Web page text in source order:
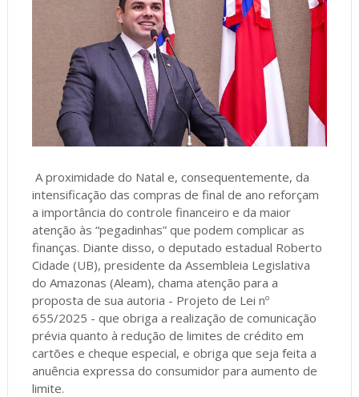
A proximidade do Natal e, consequentemente, da
intensificação das compras de final de ano reforçam
a importância do controle financeiro e da maior
atenção às “pegadinhas” que podem complicar as
finanças. Diante disso, o deputado estadual Roberto
Cidade (UB), presidente da Assembleia Legislativa
do Amazonas (Aleam), chama atenção para a
proposta de sua autoria - Projeto de Lei nº
655/2025 - que obriga a realização de comunicação
prévia quanto à redução de limites de crédito em
cartões e cheque especial, e obriga que seja feita a
anuência expressa do consumidor para aumento de
limite.